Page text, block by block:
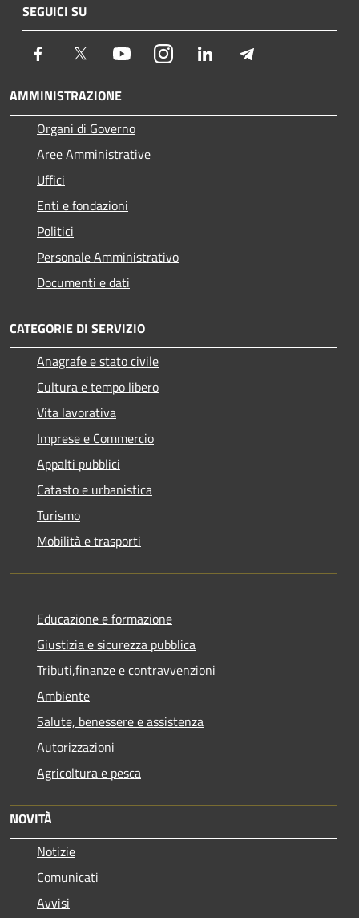
SEGUICI SU
Facebook Twitter YoutubeInstagram LinkedIn
AMMINISTRAZIONE
Organi di Governo
Aree Amministrative
Uffici
Enti e fondazioni
Politici
Personale Amministrativo
Documenti e dati
CATEGORIE DI SERVIZIO
Anagrafe e stato civile
Cultura e tempo libero
Vita lavorativa
Imprese e Commercio
Appalti pubblici
Catasto e urbanistica
Turismo
Mobilità e trasporti
Educazione e formazione
Giustizia e sicurezza pubblica
Tributi,finanze e contravvenzioni
Ambiente
Salute, benessere e assistenza
Autorizzazioni
Agricoltura e pesca
NOVITÀ
Notizie
Comunicati
Avvisi